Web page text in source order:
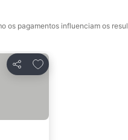
os pagamentos influenciam os
Partilhar
Adicionar aos